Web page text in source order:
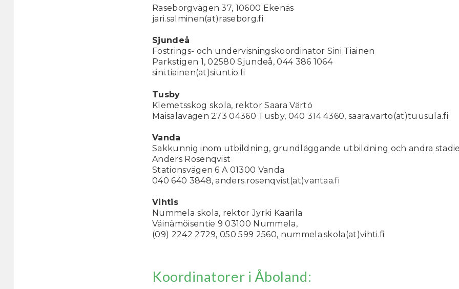
Raseborgvägen 37, 10600 Ekenäs
jari.salminen(at)raseborg.fi
Sjundeå
Fostrings- och undervisningskoordinator Sini Tiainen
Parkstigen 1, 02580 Sjundeå, 044 386 1064
sini.tiainen(at)siuntio.fi
Tusby
Klemetsskog skola, rektor Saara Värtö
Maisalavägen 273 04360 Tusby, 040 314 4360, saara.varto(at)tuusula.fi
Vanda
Sakkunnig inom utbildning, grundläggande utbildning och andra
Anders Rosenqvist
Stationsvägen 6 A 01300 Vanda
040 640 3848, anders.rosenqvist(at)vantaa.fi
Vihtis
Nummela skola, rektor Jyrki Kaarila
Väinämöisentie 9 03100 Nummela,
(09) 2242 2729, 050 599 2560, nummela.skola(at)vihti.fi
Koordinatorer i Åboland: